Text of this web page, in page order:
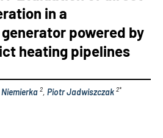
in a
powered by
heating pipelines
2, Piotr Jadwiszczak 2*